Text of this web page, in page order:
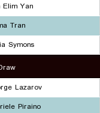
Elim Yan
Tran
Symons
Lazarov
Piraino